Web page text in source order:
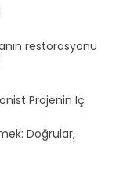
restorasyonu
Projenin İç
Doğrular,